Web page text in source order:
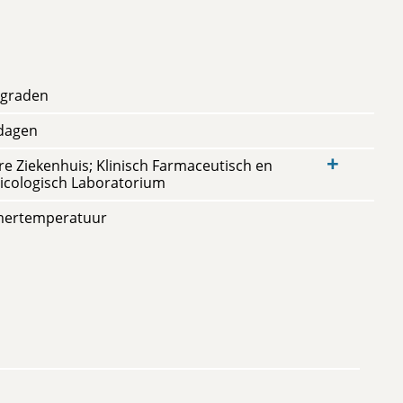
Ziekenhuis; Klinisch Farmaceutisch en
Laboratorium
+